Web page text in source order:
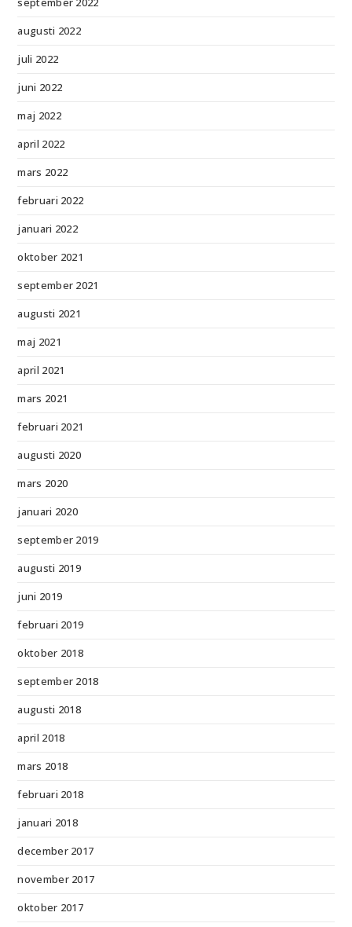
augusti 2022
juli 2022
juni 2022
maj 2022
april 2022
mars 2022
februari 2022
januari 2022
oktober 2021
september 2021
augusti 2021
maj 2021
april 2021
mars 2021
februari 2021
augusti 2020
mars 2020
januari 2020
september 2019
augusti 2019
juni 2019
februari 2019
oktober 2018
september 2018
augusti 2018
april 2018
mars 2018
februari 2018
januari 2018
december 2017
november 2017
oktober 2017